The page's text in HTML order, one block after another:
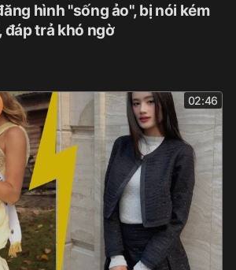
hình "sống ảo", bị nói kém
đáp trả khó ngờ
02:46